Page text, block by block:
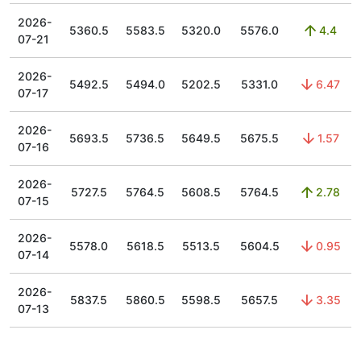
2026-
07-21
5360.5 5583.5 5320.0 5576.0 4.4
2026-
07-17
5492.5 5494.0 5202.5 5331.0 6.47
2026-
07-16
5693.5 5736.5 5649.5 5675.5 1.57
2026-
07-15
5727.5 5764.5 5608.5 5764.5 2.78
2026-
07-14
5578.0 5618.5 5513.5 5604.5 0.95
2026-
07-13
5837.5 5860.5 5598.5 5657.5 3.35